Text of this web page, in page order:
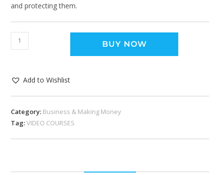
and protecting them.
BUY NOW
Add to Wishlist
Category: Business & Making Money
Tag:VIDEO COURSES